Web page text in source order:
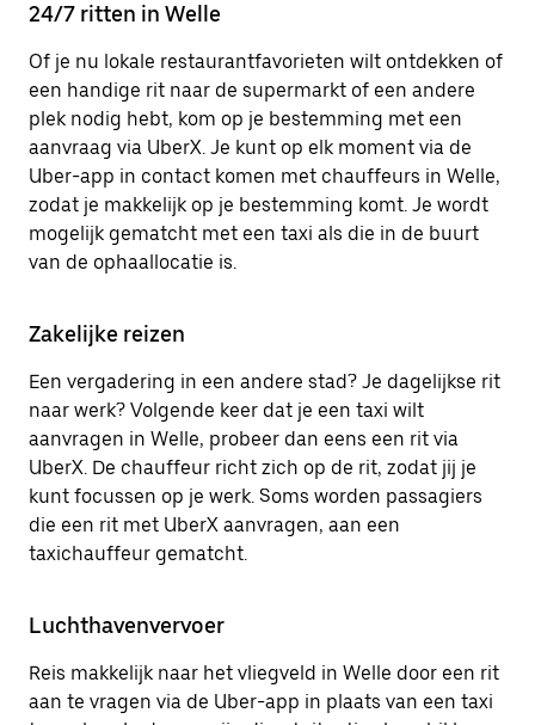
24/7 ritten in Welle
Of je nu lokale restaurantfavorieten wilt ontdekken of
een handige rit naar de supermarkt of een andere
plek nodig hebt, kom op je bestemming met een
aanvraag via UberX. Je kunt op elk moment via de
Uber-app in contact komen met chauffeurs in Welle,
zodat je makkelijk op je bestemming komt. Je wordt
mogelijk gematcht met een taxi als die in de buurt
van de ophaallocatie is.
Zakelijke reizen
Een vergadering in een andere stad? Je dagelijkse rit
naar werk? Volgende keer dat je een taxi wilt
aanvragen in Welle, probeer dan eens een rit via
UberX. De chauffeur richt zich op de rit, zodat jij je
kunt focussen op je werk. Soms worden passagiers
die een rit met UberX aanvragen, aan een
taxichauffeur gematcht.
Luchthavenvervoer
Reis makkelijk naar het vliegveld in Welle door een rit
aan te vragen via de Uber-app in plaats van een taxi